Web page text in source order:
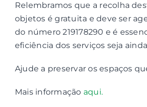
Relembramos que a recolha
objetos é gratuita e deve ser
do número 219178290 e é
eficiência dos serviços seja
Ajude a preservar os espaços
Mais informação aqui.